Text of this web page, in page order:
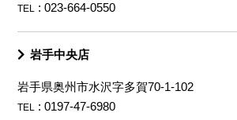
TEL : 023-664-0550
岩手中央店
岩手県奥州市水沢字多賀70-1-102
TEL : 0197-47-6980